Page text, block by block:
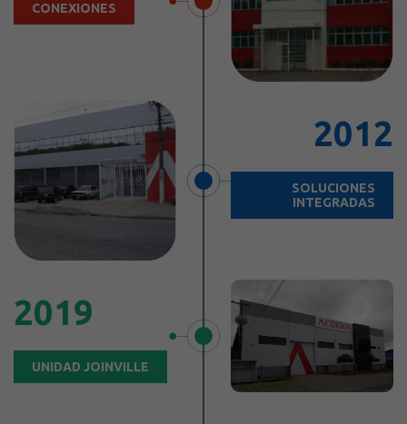
CONEXIONES
2012
SOLUCIONES
INTEGRADAS
2019
UNIDAD JOINVILLE